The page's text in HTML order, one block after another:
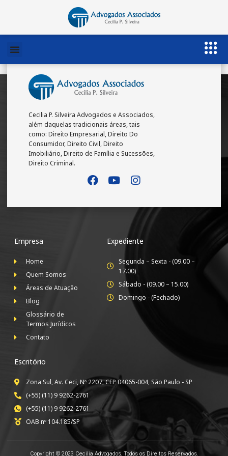
Cecilia P. Silveira Advogados e Associados,
além daquelas tradicionais áreas, tais
como: Direito Empresarial, Direito Do
Consumidor, Direito Civil, Direito
Imobiliário, Direito de Família e Sucessões,
Direito Criminal.
Empresa
Home
Quem Somos
Áreas de Atuação
Blog
Glossário de
Termos Jurídicos
Contato
Expediente
Segunda – Sexta - (09.00 –
17.00)
Sábado - (09.00 – 15.00)
Domingo - (Fechado)
Escritório
Zona Sul, Av. Ceci, Nº 2207, CEP 04065-004, São Paulo - SP
(+55) (11) 9 9262-2761
(+55) (11) 9 9262-2761
OAB nº 104.185/SP
Copyright © 2023 Cecilia Advogados, Todos os Direitos Reservados.